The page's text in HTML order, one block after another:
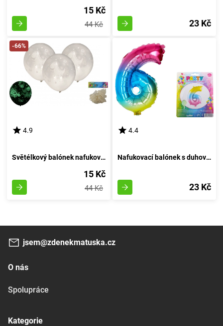
15 Kč
44 Kč 23 Kč
-66%
4.9
Světélkový balónek nafukovací 30cm - sestava 6 kousků, svítící za tmy
15 Kč
44 Kč
4.4
Nafukovací balónek s duhovým vzorem - velikost 6
23 Kč
jsem@zdenekmatuska.cz
O nás
Spolupráce
Kategorie